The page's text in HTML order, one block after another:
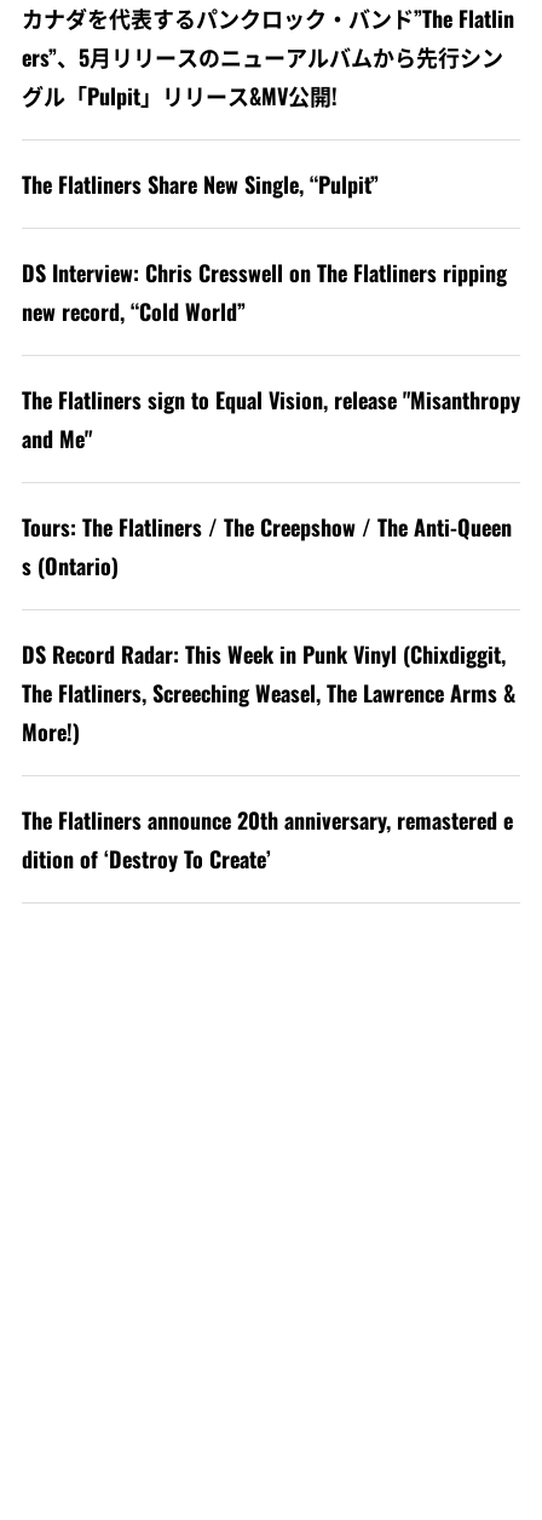
カナダを代表するパンクロック・バンド”The Flatlin
ers”、5月リリースのニューアルバムから先行シン
グル「Pulpit」リリース&MV公開!
The Flatliners Share New Single, “Pulpit”
DS Interview: Chris Cresswell on The Flatliners ripping
new record, “Cold World”
The Flatliners sign to Equal Vision, release "Misanthropy
and Me"
Tours: The Flatliners / The Creepshow / The Anti-Queen
s (Ontario)
DS Record Radar: This Week in Punk Vinyl (Chixdiggit,
The Flatliners, Screeching Weasel, The Lawrence Arms &
More!)
The Flatliners announce 20th anniversary, remastered e
dition of ‘Destroy To Create’